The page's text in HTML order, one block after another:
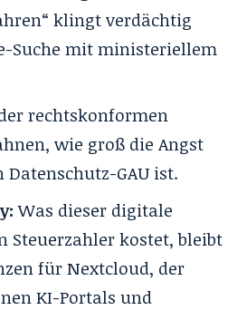
klingt verdächtig
Suche mit ministeriellem
rechtskonformen
wie groß die Angst
GAU ist.
Was dieser digitale
Steuerzahler kostet, bleibt
für Nextcloud, der
KI-Portals und